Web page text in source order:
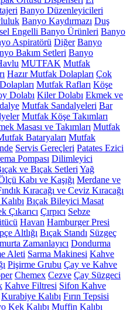
Banyo Düzenleyicileri
Banyo Kaydırmazı Duş
Engelli Banyo Ürünleri Banyo
Aspiratörü Diğer Banyo
Bakım Setleri Banyo
MUTFAK Mutfak
Hazır Mutfak Dolapları Çok
Mutfak Rafları Köşe
Dolabı Kiler Dolabı Ekmek ve
Mutfak Sandalyeleri Bar
Mutfak Köşe Takımları
Masası ve Takımları Mutfak
Bataryaları Mutfak
Servis Gereçleri Patates Ezici
Pompası Dilimleyici
ve Bıçak Setleri Yağ
Kabı ve Kaşığı Merdane ve
Kıracağı ve Ceviz Kıracağı
Bıçak Bileyici Masat
Çıkarıcı Çırpıcı Sebze
Havan Hamburger Presi
Altlığı Bıçak Standı Süzgeç
Zamanlayıcı Dondurma
Aleti Sarma Makinesi Kahve
Pişirme Grubu Çay ve Kahve
Chemex Cezve Çay Süzgeci
Kahve Filtresi Sifon Kahve
Kurabiye Kalıbı Fırın Tepsisi
Kek Kalıbı Muffin Kalıbı